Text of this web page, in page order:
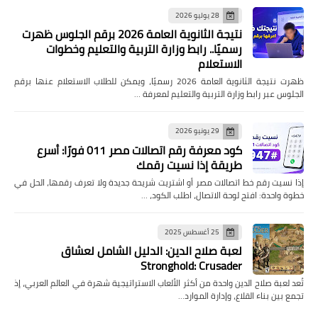
28 يوليو 2026
نتيجة الثانوية العامة 2026 برقم الجلوس ظهرت
رسميًا.. رابط وزارة التربية والتعليم وخطوات
الاستعلام
ظهرت نتيجة الثانوية العامة 2026 رسميًا، ويمكن للطلاب الاستعلام عنها برقم
الجلوس عبر رابط وزارة التربية والتعليم لمعرفة …
29 يونيو 2026
كود معرفة رقم اتصالات مصر 011 فورًا: أسرع
طريقة إذا نسيت رقمك
إذا نسيت رقم خط اتصالات مصر أو اشتريت شريحة جديدة ولا تعرف رقمها، الحل في
خطوة واحدة: افتح لوحة الاتصال، اطلب الكود، …
25 أغسطس 2025
لعبة صلاح الدين: الدليل الشامل لعشاق
Stronghold: Crusader
تُعد لعبة صلاح الدين واحدة من أكثر الألعاب الاستراتيجية شهرة في العالم العربي، إذ
تجمع بين بناء القلاع، وإدارة الموارد…